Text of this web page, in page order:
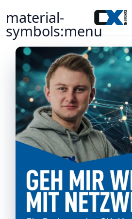
material-
symbols:menu